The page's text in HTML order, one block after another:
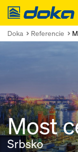
Doka
Doka Referencie
Most
Srbsko